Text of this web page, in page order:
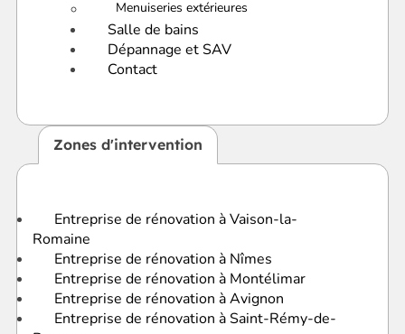
Menuiseries extérieures
Salle de bains
Dépannage et SAV
Contact
Zones d'intervention
Entreprise de rénovation à Vaison-la-
Romaine
Entreprise de rénovation à Nîmes
Entreprise de rénovation à Montélimar
Entreprise de rénovation à Avignon
Entreprise de rénovation à Saint-Rémy-de-